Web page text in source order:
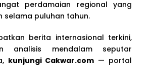
perdamaian regional yang
selama puluhan tahun.
berita internasional terkini,
analisis mendalam seputar
kunjungi Cakwar.com — portal